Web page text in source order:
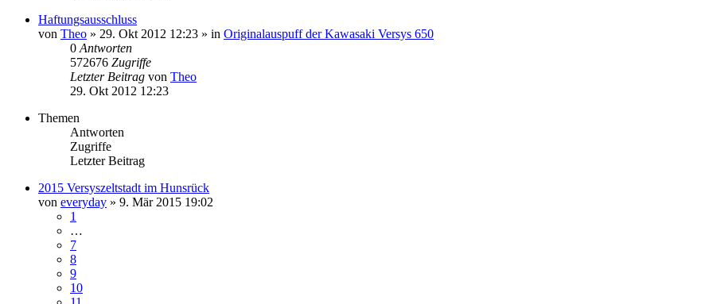
Haftungsausschluss
von Theo » 29. Okt 2012 12:23 » in Originalauspuff der Kawasaki Versys 650
0 Antworten
572676 Zugriffe
Letzter Beitrag von Theo
29. Okt 2012 12:23
Themen
Antworten
Zugriffe
Letzter Beitrag
2015 Versyszeltstadt im Hunsrück
von everyday » 9. Mär 2015 19:02
1
…
7
8
9
10